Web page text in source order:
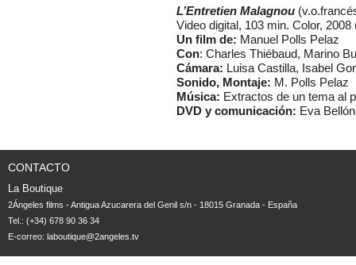
L’Entretien Malagnou
Video digital, 103 min. Color, 2008
Un film de: Manuel Polls Pelaz
Con: Charles Thiébaud, Marino
Cámara: Luisa Castilla, Isabel
Sonido, Montaje: M. Polls Pelaz
Música: Extractos de un tema al
DVD y comunicación: Eva
CONTACTO
La Boutique
2Ángeles films - Antigua Azucarera del Genil s/n - 18015 Granada - España
Tel.: (+34) 678 90 36 34
E-correo: laboutique@2angeles.tv